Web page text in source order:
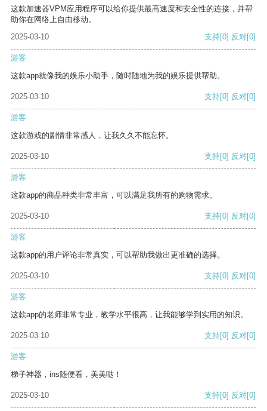
这款加速器VPM应用程序可以给你提供最高速度和安全性的连接，并帮
助你在网络上自由移动。
2025-03-10
支持[0] 反对[0]
游客
这款app就像我的娱乐小助手，随时随地为我的娱乐提供帮助。
2025-03-10 支持[0] 反对[0]
游客
这款游戏的剧情非常感人，让我久久不能忘怀。
2025-03-10 支持[0] 反对[0]
游客
这款app的商品种类非常丰富，可以满足我所有的购物需求。
2025-03-10 支持[0] 反对[0]
游客
这款app的用户评论非常真实，可以帮助我做出更准确的选择。
2025-03-10 支持[0] 反对[0]
游客
这款app的老师非常专业，教学水平很高，让我能够学到实用的知识。
2025-03-10 支持[0] 反对[0]
游客
梯子神器，ins随便看，美美哒！
2025-03-10 支持[0] 反对[0]